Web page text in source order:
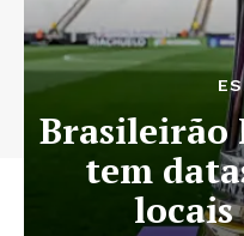
Brasileirão
tem